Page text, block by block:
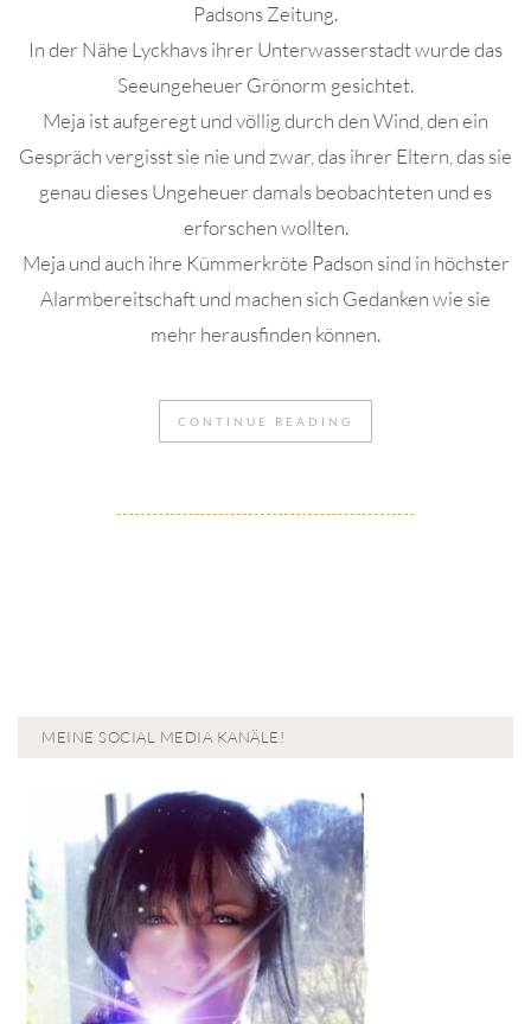
Padsons Zeitung.
In der Nähe Lyckhavs ihrer Unterwasserstadt wurde das
Seeungeheuer Grönorm gesichtet.
Meja ist aufgeregt und völlig durch den Wind, den ein
Gespräch vergisst sie nie und zwar, das ihrer Eltern, das sie
genau dieses Ungeheuer damals beobachteten und es
erforschen wollten.
Meja und auch ihre Kümmerkröte Padson sind in höchster
Alarmbereitschaft und machen sich Gedanken wie sie
mehr herausfinden können.
CONTINUE READING
MEINE SOCIAL MEDIA KANÄLE!